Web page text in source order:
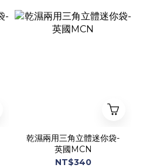
乾濕兩用三角立體迷你袋-
英國MCN
NT$340